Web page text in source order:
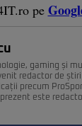
pe
gaming și
redactor de
precum
este